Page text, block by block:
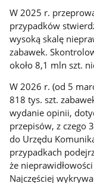
W 2025 r.
przypadków
wysoką skalę
zabawek.
około 8,1 mln szt.
W 2026 r. (od 5
818 tys. szt.
wydanie opinii,
przepisów, z czego
do Urzędu
przypadkach
że
Najczęściej